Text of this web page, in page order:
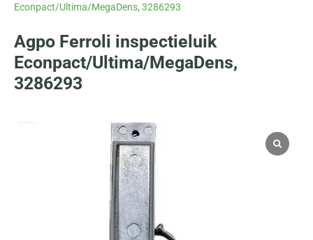
Econpact/Ultima/MegaDens, 3286293
Agpo Ferroli inspectieluik
Econpact/Ultima/MegaDens,
3286293